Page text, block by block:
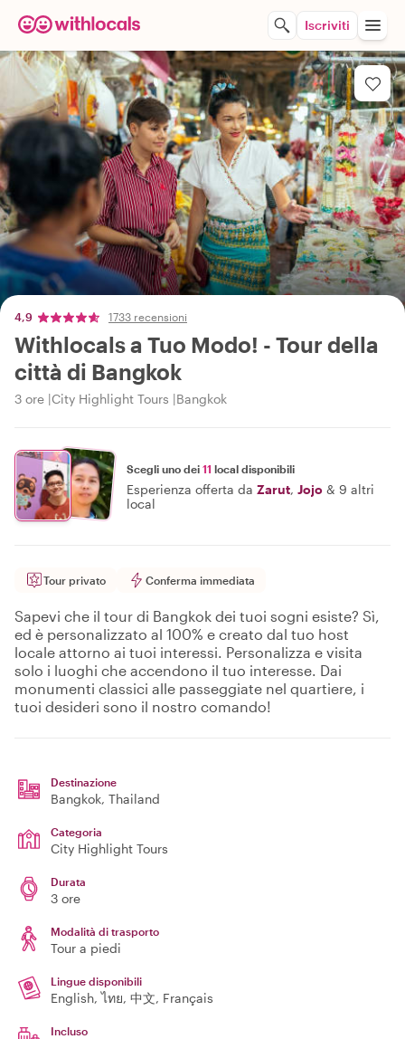
Iscriviti
4,9 1733 recensioni
Withlocals a Tuo Modo! - Tour della
città di Bangkok
3 ore City Highlight Tours Bangkok
Scegli uno dei 11 local disponibili
Esperienza offerta da Zarut, Jojo & 9 altri
local
Tour privato Conferma immediata
Sapevi che il tour di Bangkok dei tuoi sogni esiste? Sì,
ed è personalizzato al 100% e creato dal tuo host
locale attorno ai tuoi interessi. Personalizza e visita
solo i luoghi che accendono il tuo interesse. Dai
monumenti classici alle passeggiate nel quartiere, i
tuoi desideri sono il nostro comando!
Destinazione
Bangkok, Thailand
Categoria
City Highlight Tours
Durata
3 ore
Modalità di trasporto
Tour a piedi
Lingue disponibili
English, ไทย, 中文, Français
Incluso